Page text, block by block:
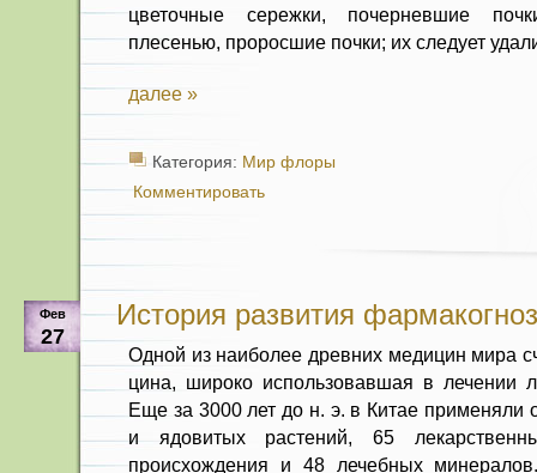
цветочные сережки, почерневшие
плесенью, проросшие почки; их следует
далее »
Категория: Мир флоры
Комментировать
Фев
27
История развития
Одной из наиболее древних меди­цин мира
цина, широко использовавшая в лече­нии
Еще за 3000 лет до н. э. в Китае применяли
и ядовитых растений, 65
происхождения и 48 лечеб­ных